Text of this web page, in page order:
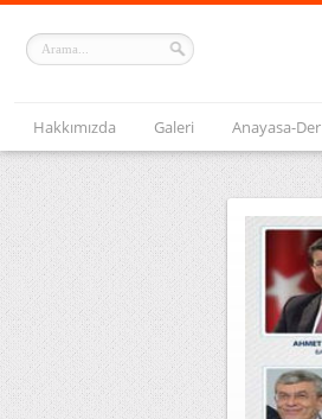
Hakkımızda Galeri Anayasa-Der